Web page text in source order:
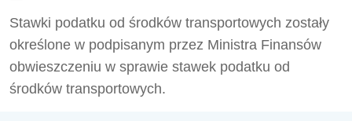
Stawki podatku od środków transportowych zostały
określone w podpisanym przez Ministra Finansów
obwieszczeniu w sprawie stawek podatku od
środków transportowych.